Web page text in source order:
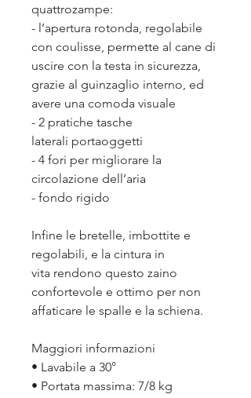
quattrozampe:
- l’apertura rotonda, regolabile
con coulisse, permette al cane di
uscire con la testa in sicurezza,
grazie al guinzaglio interno, ed
avere una comoda visuale
- 2 pratiche tasche
laterali portaoggetti
- 4 fori per migliorare la
circolazione dell’aria
- fondo rigido
Infine le bretelle, imbottite e
regolabili, e la cintura in
vita rendono questo zaino
confortevole e ottimo per non
affaticare le spalle e la schiena.
Maggiori informazioni
• Lavabile a 30°
• Portata massima: 7/8 kg